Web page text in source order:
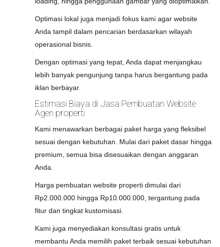
Optimasi lokal juga menjadi fokus kami agar website
Anda tampil dalam pencarian berdasarkan wilayah
operasional bisnis.
Dengan optimasi yang tepat, Anda dapat menjangkau
lebih banyak pengunjung tanpa harus bergantung pada
iklan berbayar.
Estimasi Biaya di Jasa Pembuatan Website
Agen properti
Kami menawarkan berbagai paket harga yang fleksibel
sesuai dengan kebutuhan. Mulai dari paket dasar hingga
premium, semua bisa disesuaikan dengan anggaran
Anda.
Harga pembuatan website properti dimulai dari
Rp2.000.000 hingga Rp10.000.000, tergantung pada
fitur dan tingkat kustomisasi.
Kami juga menyediakan konsultasi gratis untuk
membantu Anda memilih paket terbaik sesuai kebutuhan